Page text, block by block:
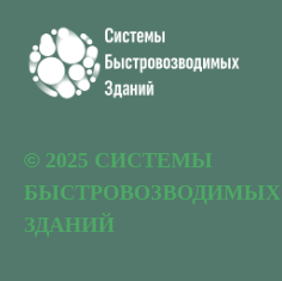
© 2025 СИСТЕМЫ
БЫСТРОВОЗВОДИМЫХ
ЗДАНИЙ